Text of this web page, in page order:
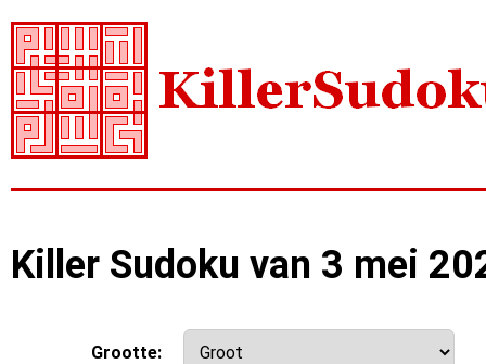
Killer Sudoku van 3 mei
Grootte: